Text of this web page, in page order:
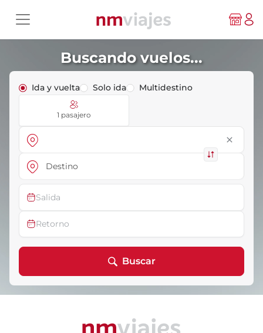
Buscando vuelos...
Ida y vuelta Solo ida Multidestino
1 pasajero
close
Salida
Retorno
Buscar